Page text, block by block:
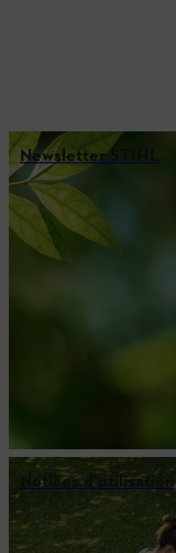
Newsletter STIHL
Notices d'utilisation